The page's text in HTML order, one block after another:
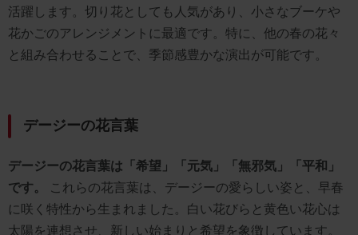
活躍します。切り花としても人気があり、小さなブーケや
花かごのアレンジメントに最適です。特に、他の春の花々
と組み合わせることで、季節感豊かな演出が可能です。
デージーの花言葉
デージーの花言葉は「希望」「元気」「無邪気」「平和」
です。
これらの花言葉は、デージーの愛らしい姿と、早春
に咲く特性から生まれました。白い花びらと黄色い花心は
太陽を連想させ、新しい始まりと希望を象徴しています。